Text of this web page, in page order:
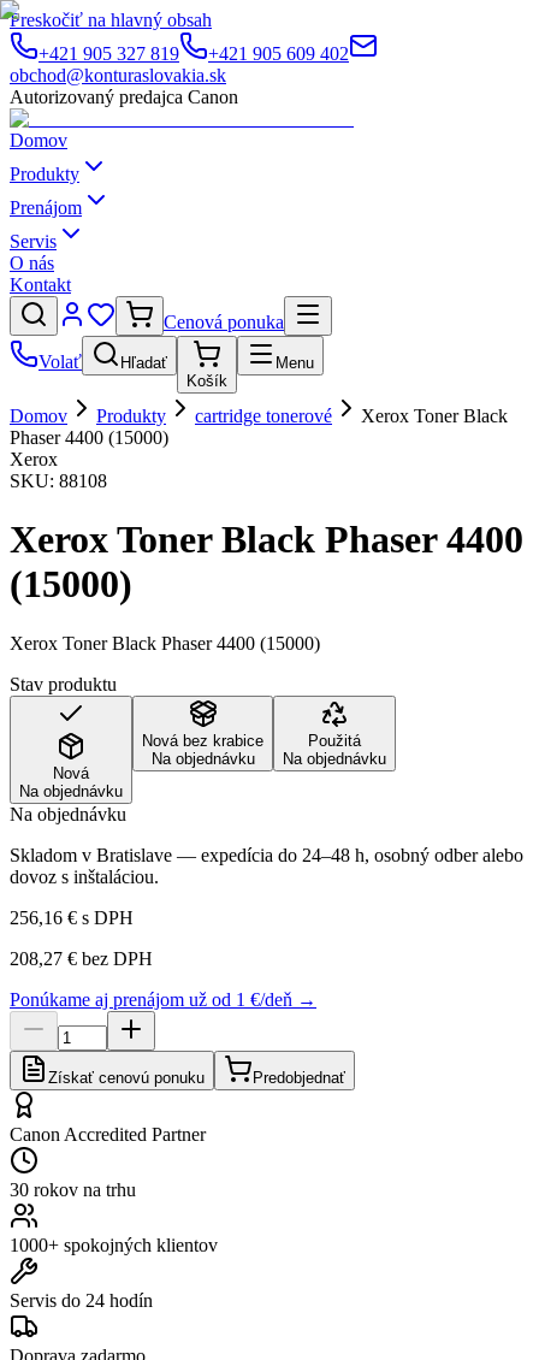
Preskočiť na hlavný obsah
+421 905 327 819
+421 905 609 402
obchod@konturaslovakia.sk
Autorizovaný predajca Canon
Domov
Produkty
Prenájom
Servis
O nás
Kontakt
Cenová ponuka
Volať
Hľadať
Košík
Menu
Domov Produkty cartridge tonerové
Xerox Toner Black
Phaser 4400 (15000)
Xerox
SKU: 88108
Xerox Toner Black Phaser 4400
(15000)
Xerox Toner Black Phaser 4400 (15000)
Stav produktu
Nová
Na objednávku
Nová bez krabice
Na objednávku
Použitá
Na objednávku
Na objednávku
Skladom v Bratislave — expedícia do 24–48 h, osobný odber alebo
dovoz s inštaláciou.
256,16 € s DPH
208,27 € bez DPH
Ponúkame aj prenájom už od 1 €/deň →
Získať cenovú ponuku Predobjednať
Canon Accredited Partner
30 rokov na trhu
1000+ spokojných klientov
Servis do 24 hodín
Doprava zadarmo